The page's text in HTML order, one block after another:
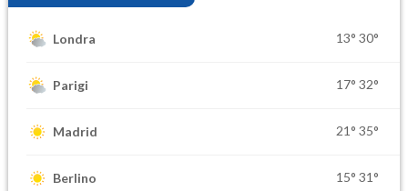
Londra 13° 30°
Parigi 17° 32°
Madrid 21° 35°
Berlino 15° 31°